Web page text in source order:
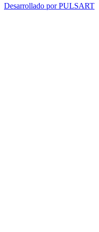
Desarrollado por PULSART